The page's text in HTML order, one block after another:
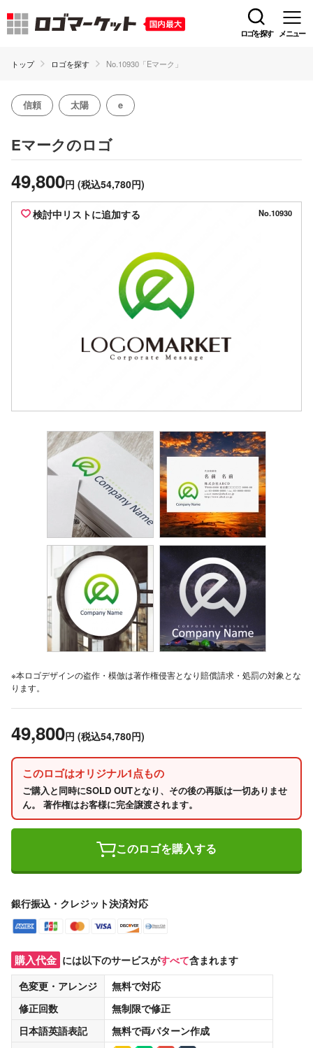
ロゴを探す メニュー
トップ ロゴを探す No.10930「Eマーク」
信頼 太陽 e
Eマークのロゴ
49,800円 (税込54,780円)
検討中リストに追加する No.10930
※本ロゴデザインの盗作・模倣は著作権侵害となり賠償請求・処罰の対象とな
ります。
49,800円 (税込54,780円)
このロゴはオリジナル1点もの
ご購入と同時にSOLD OUTとなり、その後の再販は一切ありませ
ん。 著作権はお客様に完全譲渡されます。
このロゴを購入する
銀行振込・クレジット決済対応
購入代金 には以下のサービスがすべて含まれます
色変更・アレンジ
無料で対応
修正回数
無制限で修正
日本語英語表記
無料で両パターン作成